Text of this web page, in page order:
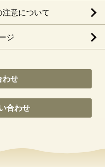
意について
ジ
わせ
合わせ